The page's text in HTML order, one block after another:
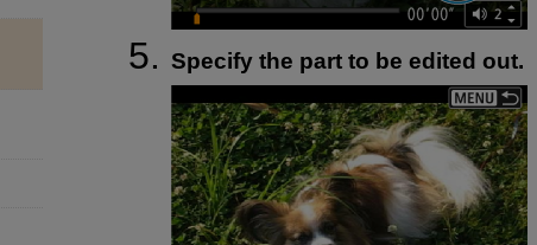
Specify the part to be edited out.